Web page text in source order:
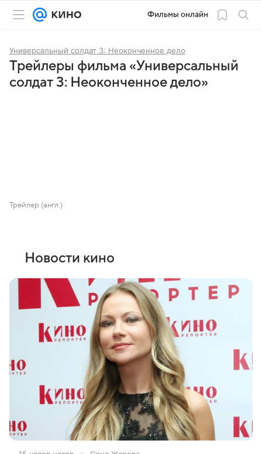
Фильмы онлайн
Универсальный солдат 3: Неоконченное дело
Трейлеры фильма «Универсальный
солдат 3: Неоконченное дело»
Трейлер (англ.)
Новости кино